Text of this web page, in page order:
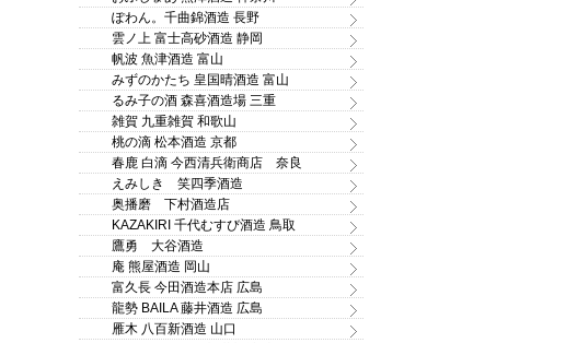
ぽわん。千曲錦酒造 長野
雲ノ上 富士高砂酒造 静岡
帆波 魚津酒造 富山
みずのかたち 皇国晴酒造 富山
るみ子の酒 森喜酒造場 三重
雑賀 九重雑賀 和歌山
桃の滴 松本酒造 京都
春鹿 白滴 今西清兵衛商店 奈良
えみしき 笑四季酒造
奥播磨 下村酒造店
KAZAKIRI 千代むすび酒造 鳥取
鷹勇 大谷酒造
庵 熊屋酒造 岡山
富久長 今田酒造本店 広島
龍勢 BAILA 藤井酒造 広島
雁木 八百新酒造 山口